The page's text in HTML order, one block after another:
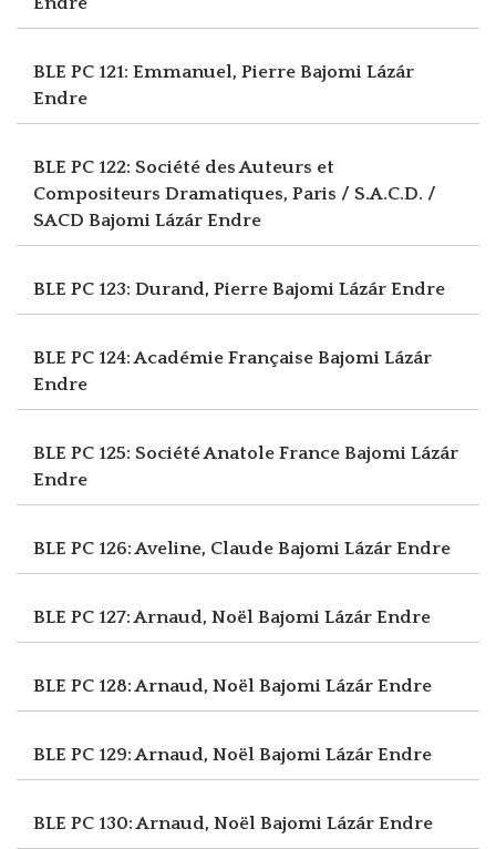
BLE PC 121: Emmanuel, Pierre Bajomi Lázár
Endre
BLE PC 122: Société des Auteurs et
Compositeurs Dramatiques, Paris / S.A.C.D. /
SACD Bajomi Lázár Endre
BLE PC 123: Durand, Pierre Bajomi Lázár Endre
BLE PC 124: Académie Française Bajomi Lázár
Endre
BLE PC 125: Société Anatole France Bajomi Lázár
Endre
BLE PC 126: Aveline, Claude Bajomi Lázár Endre
BLE PC 127: Arnaud, Noël Bajomi Lázár Endre
BLE PC 128: Arnaud, Noël Bajomi Lázár Endre
BLE PC 129: Arnaud, Noël Bajomi Lázár Endre
BLE PC 130: Arnaud, Noël Bajomi Lázár Endre